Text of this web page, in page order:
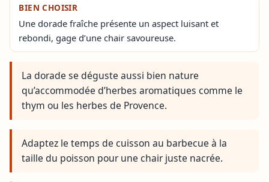
BIEN CHOISIR
Une dorade fraîche présente un aspect luisant et
rebondi, gage d’une chair savoureuse.
La dorade se déguste aussi bien nature
qu’accommodée d’herbes aromatiques comme le
thym ou les herbes de Provence.
Adaptez le temps de cuisson au barbecue à la
taille du poisson pour une chair juste nacrée.